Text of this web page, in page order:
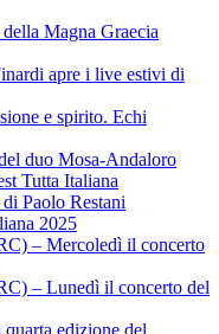
Magna Graecia
apre i live estivi di
e spirito. Echi
duo Mosa-Andaloro
Tutta Italiana
Paolo Restani
2025
– Mercoledì il concerto
– Lunedì il concerto del
edizione del